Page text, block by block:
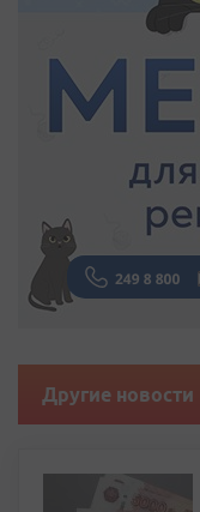
Другие новости